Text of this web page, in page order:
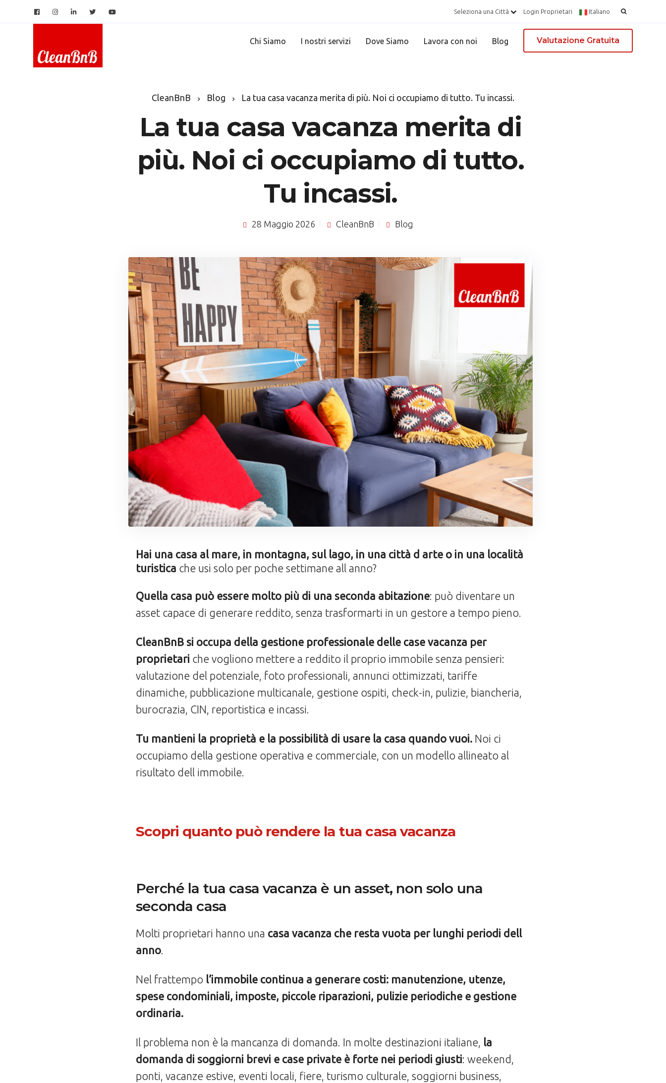
Seleziona una Città Login Proprietari Italiano Ricerca
per:
Chi Siamo I nostri servizi Dove Siamo Lavora con noi Blog Valutazione Gratuita
CleanBnB Blog La tua casa vacanza merita di più. Noi ci occupiamo di tutto. Tu incassi.
La tua casa vacanza merita di
più. Noi ci occupiamo di tutto.
Tu incassi.
28 Maggio 2026 CleanBnB Blog
Hai una casa al mare, in montagna, sul lago, in una città d arte o in una località
turistica che usi solo per poche settimane all anno?
Quella casa può essere molto più di una seconda abitazione: può diventare un
asset capace di generare reddito, senza trasformarti in un gestore a tempo pieno.
CleanBnB si occupa della gestione professionale delle case vacanza per
proprietari che vogliono mettere a reddito il proprio immobile senza pensieri:
valutazione del potenziale, foto professionali, annunci ottimizzati, tariffe
dinamiche, pubblicazione multicanale, gestione ospiti, check-in, pulizie, biancheria,
burocrazia, CIN, reportistica e incassi.
Tu mantieni la proprietà e la possibilità di usare la casa quando vuoi. Noi ci
occupiamo della gestione operativa e commerciale, con un modello allineato al
risultato dell immobile.
Scopri quanto può rendere la tua casa vacanza
Perché la tua casa vacanza è un asset, non solo una
seconda casa
Molti proprietari hanno una casa vacanza che resta vuota per lunghi periodi dell
anno.
Nel frattempo l’immobile continua a generare costi: manutenzione, utenze,
spese condominiali, imposte, piccole riparazioni, pulizie periodiche e gestione
ordinaria.
Il problema non è la mancanza di domanda. In molte destinazioni italiane, la
domanda di soggiorni brevi e case private è forte nei periodi giusti: weekend,
ponti, vacanze estive, eventi locali, fiere, turismo culturale, soggiorni business,